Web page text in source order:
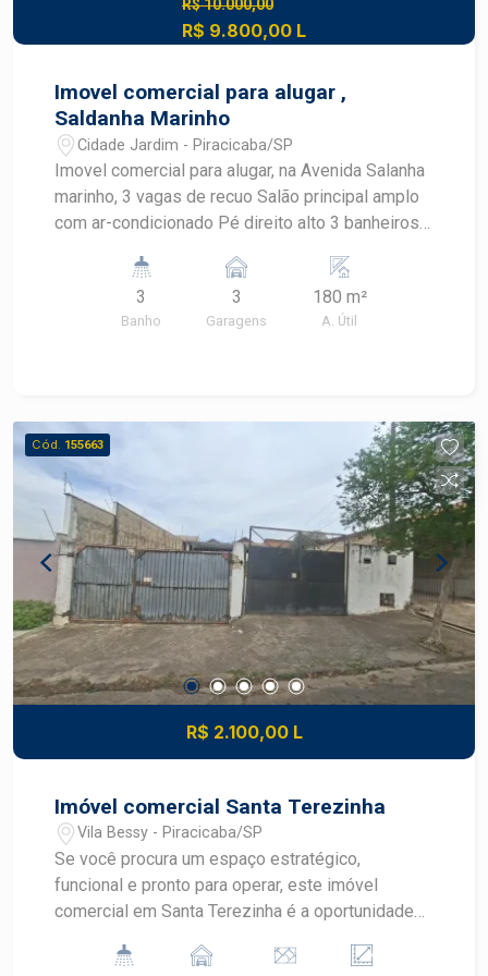
R$ 10.000,00
R$ 9.800,00 L
Imovel comercial para alugar ,
Saldanha Marinho
Cidade Jardim - Piracicaba/SP
Imovel comercial para alugar, na Avenida Salanha
marinho, 3 vagas de recuo Salão principal amplo
com ar-condicionado Pé direito alto 3 banheiros
comercial de alto padrão
3
Banho
3
Garagens
180 m²
A. Útil
Cód. 155663
R$ 2.100,00 L
Imóvel comercial Santa Terezinha
Vila Bessy - Piracicaba/SP
Se você procura um espaço estratégico,
funcional e pronto para operar, este imóvel
comercial em Santa Terezinha é a oportunidade
mercadorias - 02 câmaras frias, perfeito para